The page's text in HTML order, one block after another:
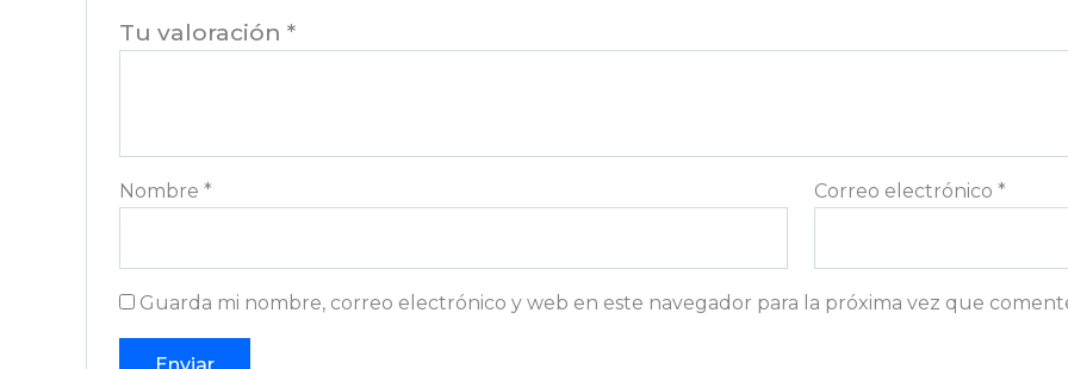
Tu valoración *
Nombre * Correo electrónico*
Guarda mi nombre, correo electrónico y web en este navegador para la próxima vez que